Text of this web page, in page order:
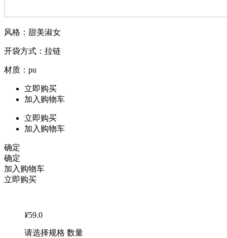
风格：甜美淑女
开袋方式：拉链
材质：pu
立即购买
加入购物车
立即购买
加入购物车
确定
确定
加入购物车
立即购买
¥59.0
请选择规格 数量